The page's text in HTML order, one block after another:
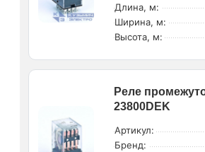
Длина, м:
Ширина, м:
Высота, м:
Реле
23800DEK
Артикул:
Бренд: